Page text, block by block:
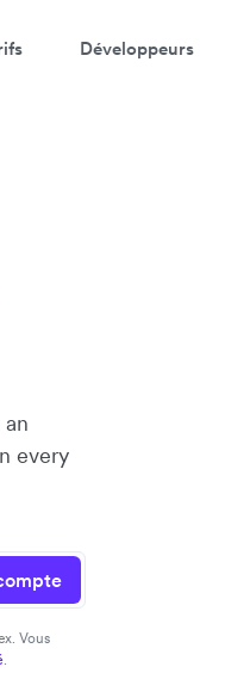
Développeurs
every
Vous
.